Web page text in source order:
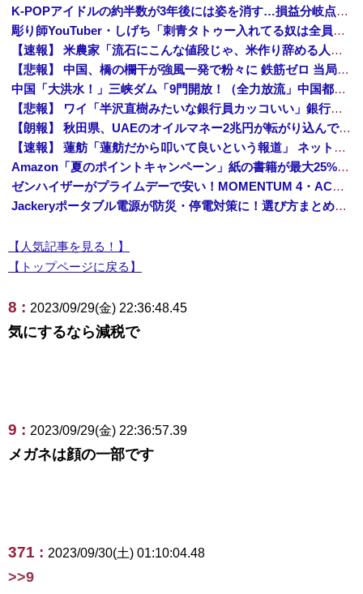
K-POPアイドルの約半数が3年後には姿を消す…損益分岐点突破は4％未満
彫り師YouTuber・しげち「刺青タトゥー入れてる奴は全員バカです」「すごい民度低い」「5000円好きなんすよ、バカって」
【速報】 米農家「流石にこんな値段じゃ、米作り辞める人、出るんじゃないかなあ？？」
【悲報】 中国、橋の欄干が強風一発で粉々に 鉄筋ゼロ 当局「接着剤でくっつけただけ」「正常で、品質問題はない」
中国「大洪水！」三峡ダム「9門開放！（全力放流」中国都市「三峡沿線の道路水没」中国政府「高速道路封鎖！」中国ダム「緊急放流に合わせて開門（土砂崩れ発生」→
【悲報】 ワイ「半沢直樹みたいな銀行員カッコいい」銀行員の友人「あんな奴居ねえよ」
【朗報】 秋田県、UAEのオイルマネー2兆円が転がり込んでガチで東北最強になるぞｗｗｗｗｗｗｗ
【速報】 蓮舫「蓮舫だから叩いて良いという報道」 ネット「高市だから叩いて良いをやってるのがお前だろ」
Amazon「夏のポイントキャンペーン」紙の書籍が最大25%ポイント還元 対象と条件を整理（2026年7月）
ゼンハイザーがプライムデーで安い！MOMENTUM 4・ACCENTUMなど対象モデルまとめ！
Jackeryポータブル電源が防災・停電対策に！選び方まとめ【プライムデー最終日】
【人気記事を見る！】
【トップページに戻る】
8 : 2023/09/29(金) 22:36:48.45
気にするなら減税で
9 : 2023/09/29(金) 22:36:57.39
メガネは顔の一部です
371 : 2023/09/30(土) 01:10:04.48
>>9